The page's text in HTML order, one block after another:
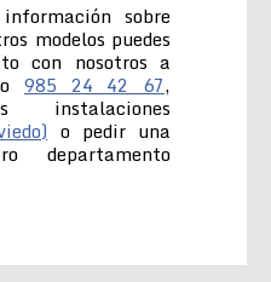
sobre
modelos puedes
con nosotros a
985 24 42 67,
instalaciones
o pedir una
departamento